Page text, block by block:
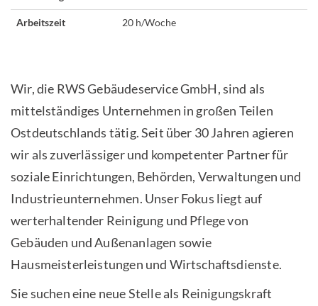
Arbeitszeit 20 h/Woche
Wir, die RWS Gebäudeservice GmbH, sind als
mittelständiges Unternehmen in großen Teilen
Ostdeutschlands tätig. Seit über 30 Jahren agieren
wir als zuverlässiger und kompetenter Partner für
soziale Einrichtungen, Behörden, Verwaltungen und
Industrieunternehmen. Unser Fokus liegt auf
werterhaltender Reinigung und Pflege von
Gebäuden und Außenanlagen sowie
Hausmeisterleistungen und Wirtschaftsdienste.
Sie suchen eine neue Stelle als Reinigungskraft